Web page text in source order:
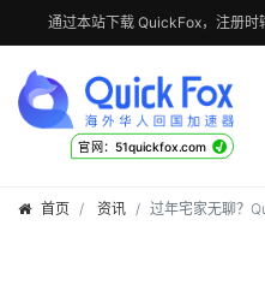
通过本站下载 QuickFox，注册时
官网：51quickfox.com √
首页 资讯 过年宅家无聊？